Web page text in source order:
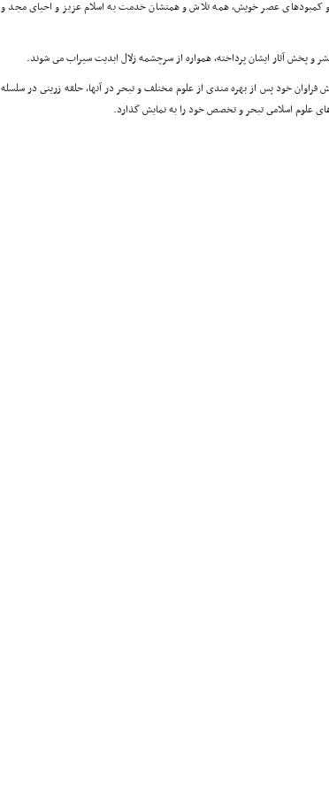
کمبودهاى عصر خویش، همه تلاش و همتشان خدمت به اسلام عزیز و احیاى مجد و
و پخش آثار ایشان پرداخته، همواره از سرچشمه زلال ابدیت سیراب مى شوند.
خود پس از بهره مندى از علوم مختلف و تبحر در آنها، حلقه زرینى در سلسله
علوم اسلامى تبحر و تخصص خود را به نمایش گذارد.